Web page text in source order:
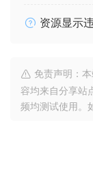
资源显示
免责声明：
容均来自分享站
频均测试使用。